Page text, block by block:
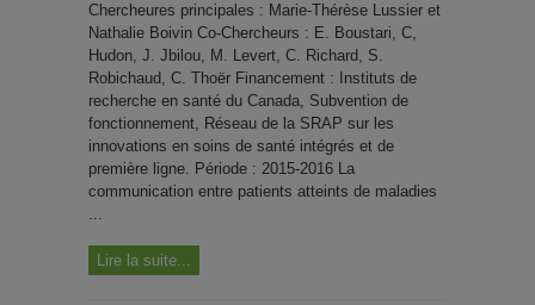
Chercheures principales : Marie-Thérèse Lussier et
Nathalie Boivin Co-Chercheurs : E. Boustari, C,
Hudon, J. Jbilou, M. Levert, C. Richard, S.
Robichaud, C. Thoër Financement : Instituts de
recherche en santé du Canada, Subvention de
fonctionnement, Réseau de la SRAP sur les
innovations en soins de santé intégrés et de
première ligne. Période : 2015-2016 La
communication entre patients atteints de maladies
...
Lire la suite...